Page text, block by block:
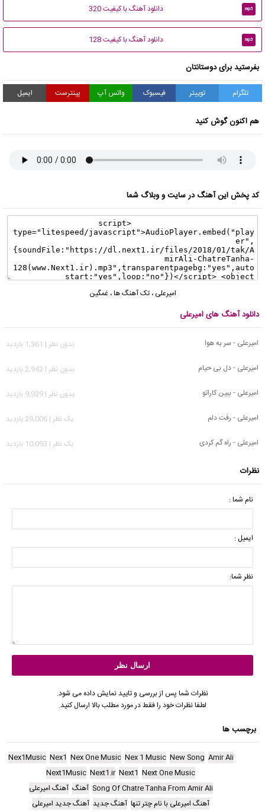
mp3 دانلود آهنگ با کیفیت 320
mp3 دانلود آهنگ با کیفیت 128
بفرستید برای دوستانتان
تلگرام توییتر فیسبوک واتس آپ پینترست ایمیل
هم اکنون گوش کنید
کد پخش این آهنگ در سایت و وبلاگ شما
امیرعلی ،تک آهنگ ها،غمگین
دانلود آهنگ های امیرعلی
امیرعلی - سر به هوا
بدون نظر | 1,361 بازدید
امیرعلی - دل بی حیام
بدون نظر | 2,942 بازدید
امیرعلی - ببین کاراتو
بدون نظر | 9,929 بازدید
امیرعلی - رفت دلم
يک نظر | 29,006 بازدید
امیرعلی - راه گم کردی
يک نظر | 10,093 بازدید
نظرات
نام شما :
ایمیل :
نظر شما:
نظرات شما پس از بررسی و تایید نمایش داده می شود.
لطفا نظرات خود را فقط در مورد مطلب بالا ارسال کنید.
برچسب ها
Amir Ali
New Song
Nex 1 Music
Nex One Music
Nex1
Nex1Music
Next One Music
Next1
Next1.ir
Next1Music
Song Of Chatre Tanha From Amir Ali آهنگ آهنگ امیرعلی
آهنگ امیرعلی با نام چتر تنها آهنگ جدید آهنگ جدید امیرعلی